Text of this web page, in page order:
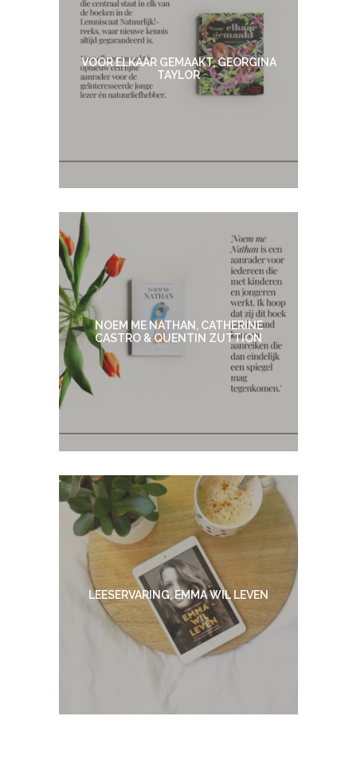
VOOR ELKAAR GEMAAKT, GEORGINA
TAYLOR
NOEM ME NATHAN, CATHERINE
CASTRO & QUENTIN ZUTTION
LEESERVARING, EMMA WIL LEVEN